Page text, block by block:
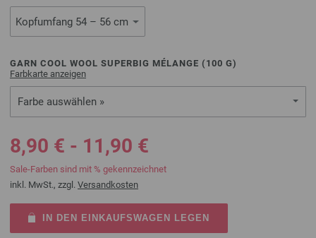
GARN COOL WOOL SUPERBIG MÉLANGE ( 100 G)
Farbkarte anzeigen
Farbe auswählen »
8,90 € - 11,90 €
Sale-Farben sind mit % gekennzeichnet
inkl. MwSt., zzgl. Versandkosten
IN DEN EINKAUFSWAGEN LEGEN